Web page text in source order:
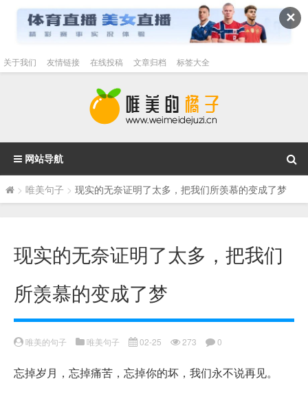
✕
关于我们 友情链接 在线投稿 文章归档 标签大全
网站导航
> 唯美句子 > 现实的无奈证明了太多，把我们所羡慕的变成了梦
现实的无奈证明了太多，把我们
所羡慕的变成了梦
唯美的句子 唯美句子 02-25 273 0
忘掉岁月，忘掉痛苦，忘掉你的坏，我们永不说再见。